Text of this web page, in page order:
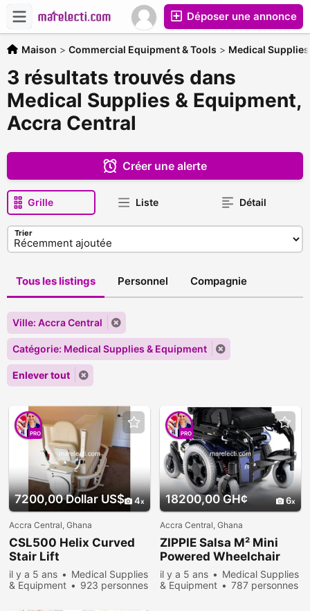
Déposer une annonce
Maison > Commercial Equipment & Tools > Medical
3 résultats trouvés dans
Medical Supplies & Equipment,
Accra Central
Créer une alerte
Grille Liste Détail
Trier
Tous les listings Personnel Compagnie
Ville: Accra Central
Catégorie: Medical Supplies & Equipment
Enlever tout
7200,00 Dollar US$ 4
PRO
Accra Central, Ghana
CSL500 Helix Curved
Stair Lift
il y a 5 ans
Medical Supplies
& Equipment
923 personnes
18200,00 GH¢ 6
PRO
Accra Central, Ghana
ZIPPIE Salsa M² Mini
Powered Wheelchair
il y a 5 ans
Medical Supplies
& Equipment
787 personnes